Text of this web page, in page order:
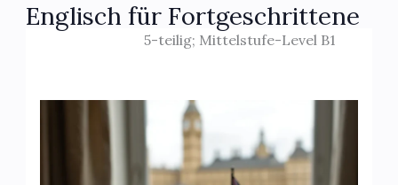
Englisch für Fortgeschrittene
5-teilig; Mittelstufe-Level B1